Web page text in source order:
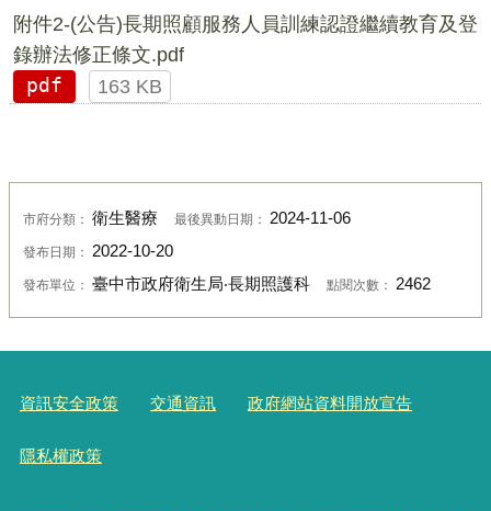
附件2-(公告)長期照顧服務人員訓練認證繼續教育及登
錄辦法修正條文.pdf
pdf
163 KB
市府分類： 衛生醫療 最後異動日期： 2024-11-06
發布日期： 2022-10-20
發布單位： 臺中市政府衛生局‧長期照護科 點閱次數： 2462
資訊安全政策 交通資訊 政府網站資料開放宣告
隱私權政策